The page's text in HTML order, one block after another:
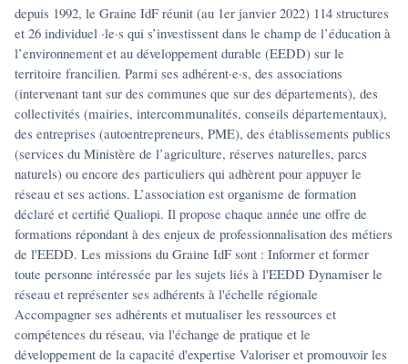
depuis 1992, le Graine IdF réunit (au 1er janvier 2022) 114 structures
et 26 individuel ·le·s qui s’investissent dans le champ de l’éducation à
l’environnement et au développement durable (EEDD) sur le
territoire francilien. Parmi ses adhérent·e·s, des associations
(intervenant tant sur des communes que sur des départements), des
collectivités (mairies, intercommunalités, conseils départementaux),
des entreprises (autoentrepreneurs, PME), des établissements publics
(services du Ministère de l’agriculture, réserves naturelles, parcs
naturels) ou encore des particuliers qui adhèrent pour appuyer le
réseau et ses actions. L’association est organisme de formation
déclaré et certifié Qualiopi. Il propose chaque année une offre de
formations répondant à des enjeux de professionnalisation des métiers
de l'EEDD. Les missions du Graine IdF sont : Informer et former
toute personne intéressée par les sujets liés à l'EEDD Dynamiser le
réseau et représenter ses adhérents à l'échelle régionale
Accompagner ses adhérents et mutualiser les ressources et
compétences du réseau, via l'échange de pratique et le
développement de la capacité d'expertise Valoriser et promouvoir les